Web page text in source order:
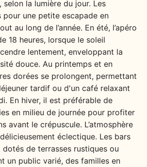
selon la lumière du jour. Les
pour une petite escapade en
au long de l’année. En été, l’apéro
18 heures, lorsque le soleil
lentement, enveloppant la
douce. Au printemps et en
dorées se prolongent, permettant
tardif ou d'un café relaxant
En hiver, il est préférable de
en milieu de journée pour profiter
avant le crépuscule. L’atmosphère
éclectique. Les bars
de terrasses rustiques ou
un public varié, des familles en